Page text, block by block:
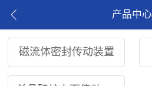
产品中心
磁流体密封传动装置